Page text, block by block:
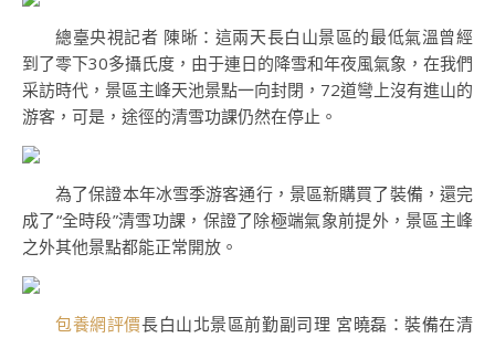
總臺央視記者 陳晰：這兩天長白山景區的最低氣溫曾經
到了零下30多攝氏度，由于連日的降雪和年夜風氣象，在我們
采訪時代，景區主峰天池景點一向封閉，72道彎上沒有進山的
游客，可是，途徑的清雪功課仍然在停止。
為了保證本年冰雪季游客通行，景區新購買了裝備，還完
成了“全時段”清雪功課，保證了除極端氣象前提外，景區主峰
之外其他景點都能正常開放。
包養網評價長白山北景區前勤副司理 宮曉磊：裝備在清